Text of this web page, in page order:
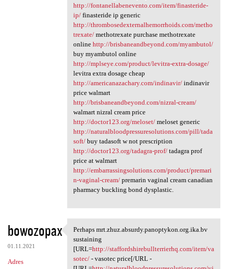
http://fontanellabenevento.com/item/finasteride-
ip/finasteride ip generic
http://thrombosedexternalhemorrhoids.com/metho
trexate/methotrexate purchase methotrexate
online http://brisbaneandbeyond.com/myambutol/
buy myambutol online
http://mplseye.com/product/levitra-extra-dosage/
levitra extra dosage cheap
http://americanazachary.com/indinavir/indinavir
price walmart
http://brisbaneandbeyond.com/nizral-cream/
walmart nizral cream price
http://doctor123.org/meloset/meloset generic
http://naturalbloodpressuresolutions.com/pill/tada
soft/buy tadasoft w not prescription
http://doctor123.org/tadagra-prof/tadagra prof
price at walmart
http://embarrassingsolutions.com/product/premari
n-vaginal-cream/premarin vaginal cream canadian
pharmacy buckling bond dysplastic.
bowozopax
01.11.2021
Adres
Perhaps mrt.zhuz.absurdy
Perhaps mrt.zhuz.absurdy.panoptykon.org.ika.bv
sustaining
[URL=http://staffordshirebullterrierhq.com/item/va
sotec/- vasotec price[/URL -